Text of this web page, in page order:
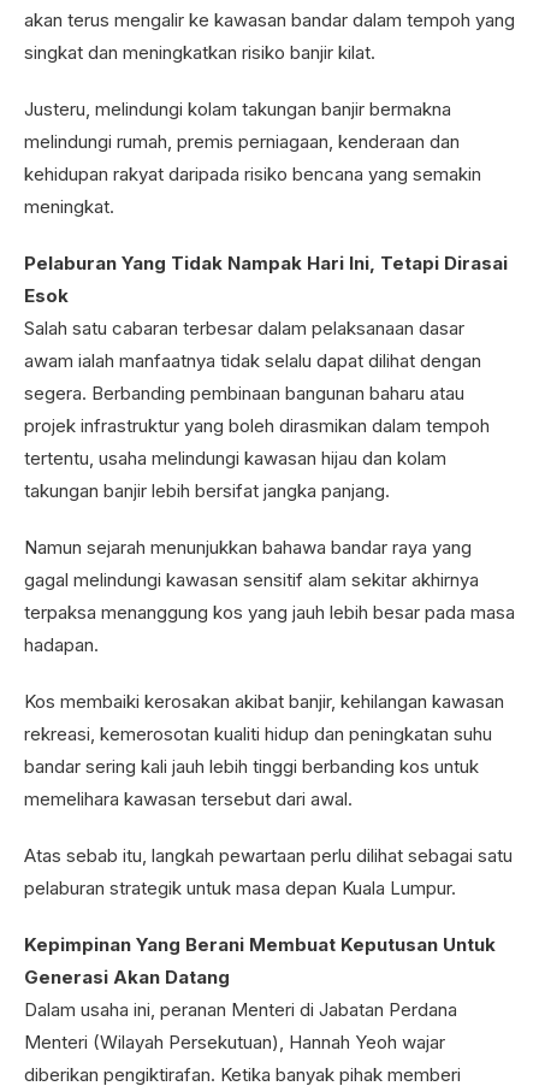
akan terus mengalir ke kawasan bandar dalam tempoh yang
singkat dan meningkatkan risiko banjir kilat.
Justeru, melindungi kolam takungan banjir bermakna
melindungi rumah, premis perniagaan, kenderaan dan
kehidupan rakyat daripada risiko bencana yang semakin
meningkat.
Pelaburan Yang Tidak Nampak Hari Ini, Tetapi Dirasai
Esok
Salah satu cabaran terbesar dalam pelaksanaan dasar
awam ialah manfaatnya tidak selalu dapat dilihat dengan
segera. Berbanding pembinaan bangunan baharu atau
projek infrastruktur yang boleh dirasmikan dalam tempoh
tertentu, usaha melindungi kawasan hijau dan kolam
takungan banjir lebih bersifat jangka panjang.
Namun sejarah menunjukkan bahawa bandar raya yang
gagal melindungi kawasan sensitif alam sekitar akhirnya
terpaksa menanggung kos yang jauh lebih besar pada masa
hadapan.
Kos membaiki kerosakan akibat banjir, kehilangan kawasan
rekreasi, kemerosotan kualiti hidup dan peningkatan suhu
bandar sering kali jauh lebih tinggi berbanding kos untuk
memelihara kawasan tersebut dari awal.
Atas sebab itu, langkah pewartaan perlu dilihat sebagai satu
pelaburan strategik untuk masa depan Kuala Lumpur.
Kepimpinan Yang Berani Membuat Keputusan Untuk
Generasi Akan Datang
Dalam usaha ini, peranan Menteri di Jabatan Perdana
Menteri (Wilayah Persekutuan), Hannah Yeoh wajar
diberikan pengiktirafan. Ketika banyak pihak memberi